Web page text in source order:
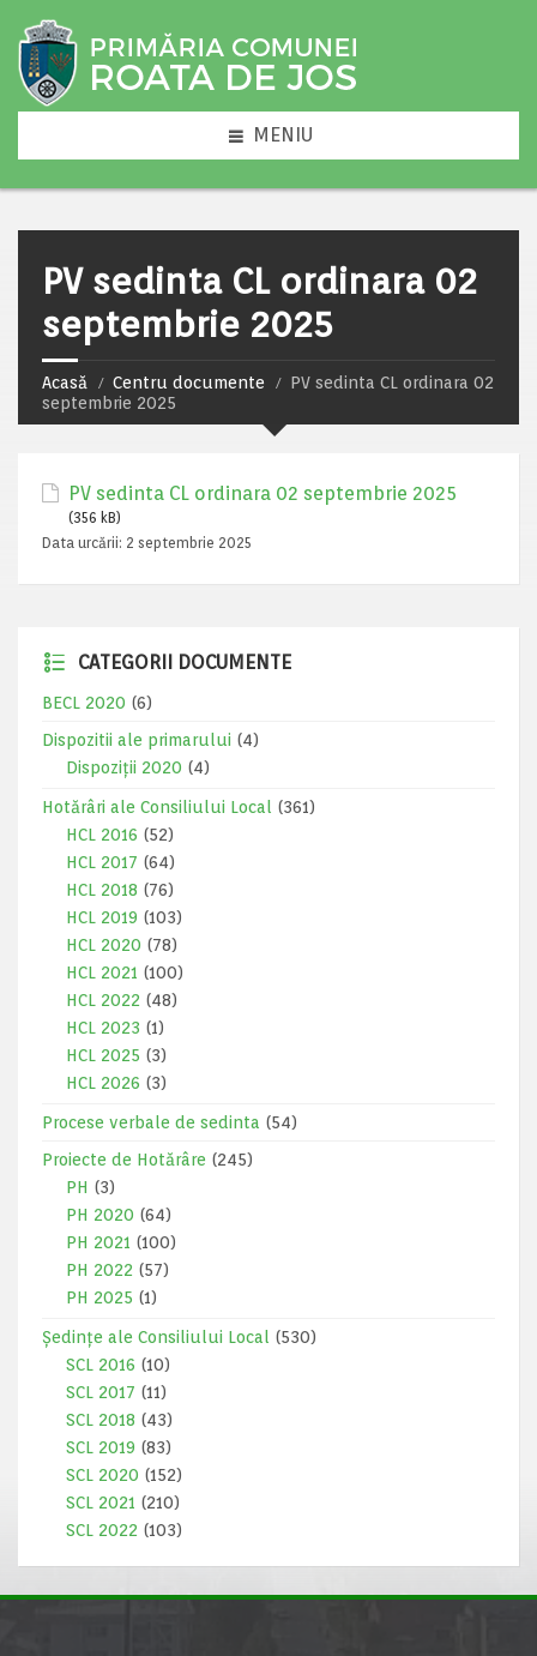
MENIU
PV sedinta CL ordinara 02
septembrie 2025
Acasă Centru documente
PV sedinta CL ordinara 02
septembrie 2025
PV sedinta CL ordinara 02 septembrie 2025
(356 kB)
Data urcării: 2 septembrie 2025
CATEGORII DOCUMENTE
BECL 2020 (6)
Dispozitii ale primarului (4)
Dispoziții 2020 (4)
Hotărâri ale Consiliului Local
(361)
HCL 2016 (52)
HCL 2017 (64)
HCL 2018 (76)
HCL 2019 (103)
HCL 2020 (78)
HCL 2021 (100)
HCL 2022 (48)
HCL 2023 (1)
HCL 2025 (3)
HCL 2026 (3)
Procese verbale de sedinta (54)
Proiecte de Hotărâre (245)
PH (3)
PH 2020 (64)
PH 2021 (100)
PH 2022 (57)
PH 2025 (1)
Ședințe ale Consiliului Local
(530)
SCL 2016 (10)
SCL 2017 (11)
SCL 2018 (43)
SCL 2019 (83)
SCL 2020 (152)
SCL 2021 (210)
SCL 2022 (103)